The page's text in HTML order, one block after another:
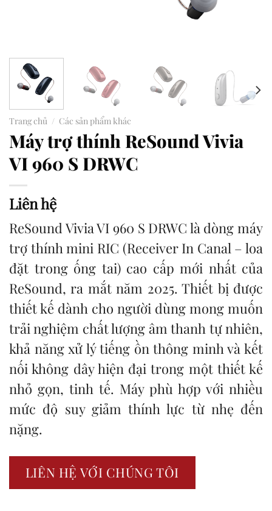
Trang chủ / Các sản phẩm khác
Máy trợ thính ReSound Vivia
VI 960 S DRWC
Liên hệ
ReSound Vivia VI 960 S DRWC là dòng máy
trợ thính mini RIC (Receiver In Canal – loa
đặt trong ống tai) cao cấp mới nhất của
ReSound, ra mắt năm 2025. Thiết bị được
thiết kế dành cho người dùng mong muốn
trải nghiệm chất lượng âm thanh tự nhiên,
khả năng xử lý tiếng ồn thông minh và kết
nối không dây hiện đại trong một thiết kế
nhỏ gọn, tinh tế. Máy phù hợp với nhiều
mức độ suy giảm thính lực từ nhẹ đến
nặng.
LIÊN HỆ VỚI CHÚNG TÔI